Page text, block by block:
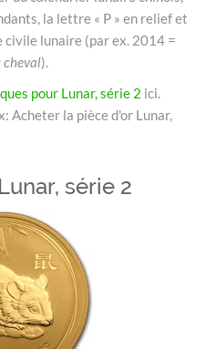
la lettre « P » en relief et
civile lunaire (par ex. 2014 =
cheval).
pour Lunar, série 2 ici.
Acheter la pièce d'or Lunar,
série 2